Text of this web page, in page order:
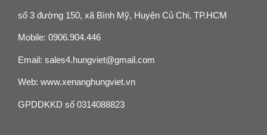
số 3 đường 150, xã Bình Mỹ, Huyện Củ Chi, TP.HCM
Mobile: 0906.904.446
Email: sales4.hungviet@gmail.com
Web: www.xenanghungviet.vn
GPDDKKD số 0314088823